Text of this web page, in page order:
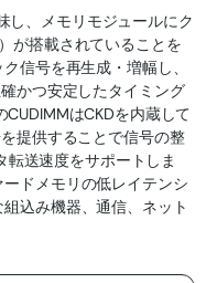
し、メモリモジュールにク
が搭載されていることを
信号を再生成・増幅し、
かつ安定したタイミング
はCKDを内蔵して
提供することで信号の整
送速度をサポートしま
ドメモリの低レイテンシ
込み機器、通信、ネット